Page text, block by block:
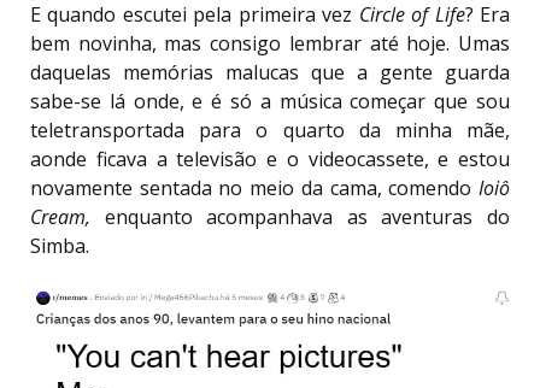
E quando escutei pela primeira vez Circle of Life? Era
bem novinha, mas consigo lembrar até hoje. Umas
daquelas memórias malucas que a gente guarda
sabe-se lá onde, e é só a música começar que sou
teletransportada para o quarto da minha mãe,
aonde ficava a televisão e o videocassete, e estou
novamente sentada no meio da cama, comendo Ioiô
Cream, enquanto acompanhava as aventuras do
Simba.